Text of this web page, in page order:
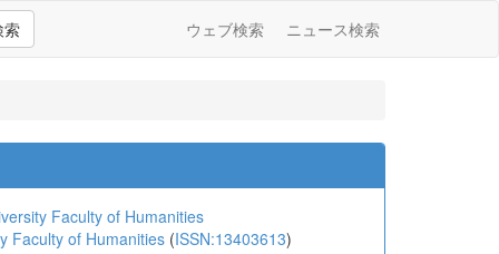
索 ウェブ検索 ニュース検索
Faculty of Humanities
Faculty of Humanities (ISSN:13403613)